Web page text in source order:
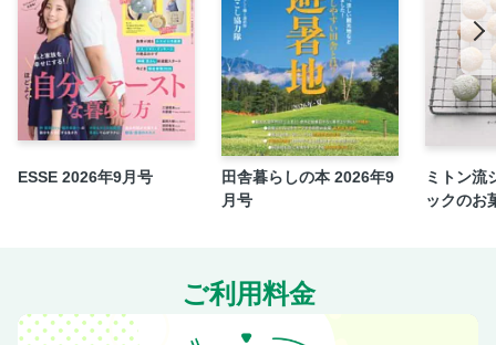
ESSE 2026年9月号
田舎暮らしの本 2026年9
月号
ミトン流
ックのお
ご利用料金